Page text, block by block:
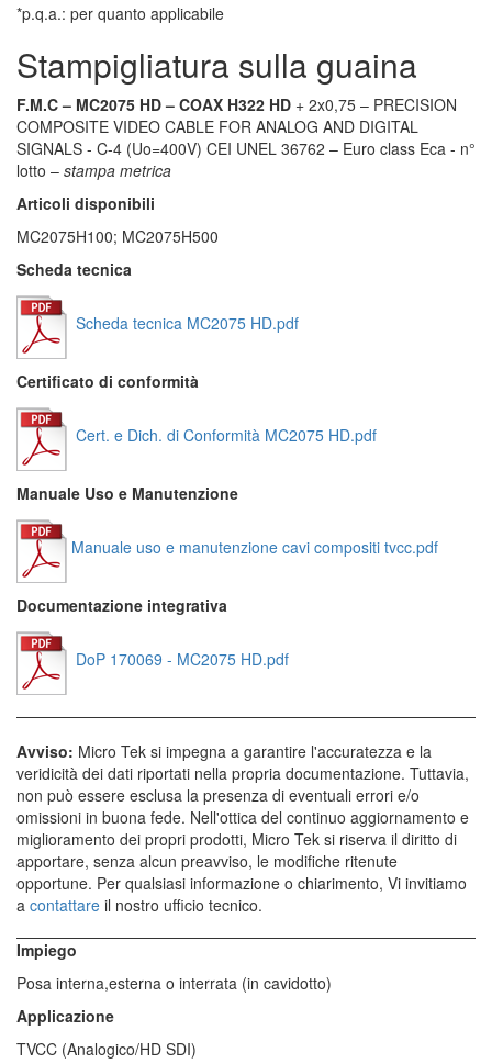
*p.q.a.: per quanto applicabile
Stampigliatura sulla guaina
F.M.C – MC2075 HD – COAX H322 HD + 2x0,75 – PRECISION
COMPOSITE VIDEO CABLE FOR ANALOG AND DIGITAL
SIGNALS - C-4 (Uo=400V) CEI UNEL 36762 – Euro class Eca - n°
lotto – stampa metrica
Articoli disponibili
MC2075H100; MC2075H500
Scheda tecnica
Scheda tecnica MC2075 HD.pdf
Certificato di conformità
Cert. e Dich. di Conformità MC2075 HD.pdf
Manuale Uso e Manutenzione
Manuale uso e manutenzione cavi compositi tvcc.pdf
Documentazione integrativa
DoP 170069 - MC2075 HD.pdf
Avviso: Micro Tek si impegna a garantire l'accuratezza e la
veridicità dei dati riportati nella propria documentazione. Tuttavia,
non può essere esclusa la presenza di eventuali errori e/o
omissioni in buona fede. Nell'ottica del continuo aggiornamento e
miglioramento dei propri prodotti, Micro Tek si riserva il diritto di
apportare, senza alcun preavviso, le modifiche ritenute
opportune. Per qualsiasi informazione o chiarimento, Vi invitiamo
a contattare il nostro ufficio tecnico.
Impiego
Posa interna,esterna o interrata (in cavidotto)
Applicazione
TVCC (Analogico/HD SDI)